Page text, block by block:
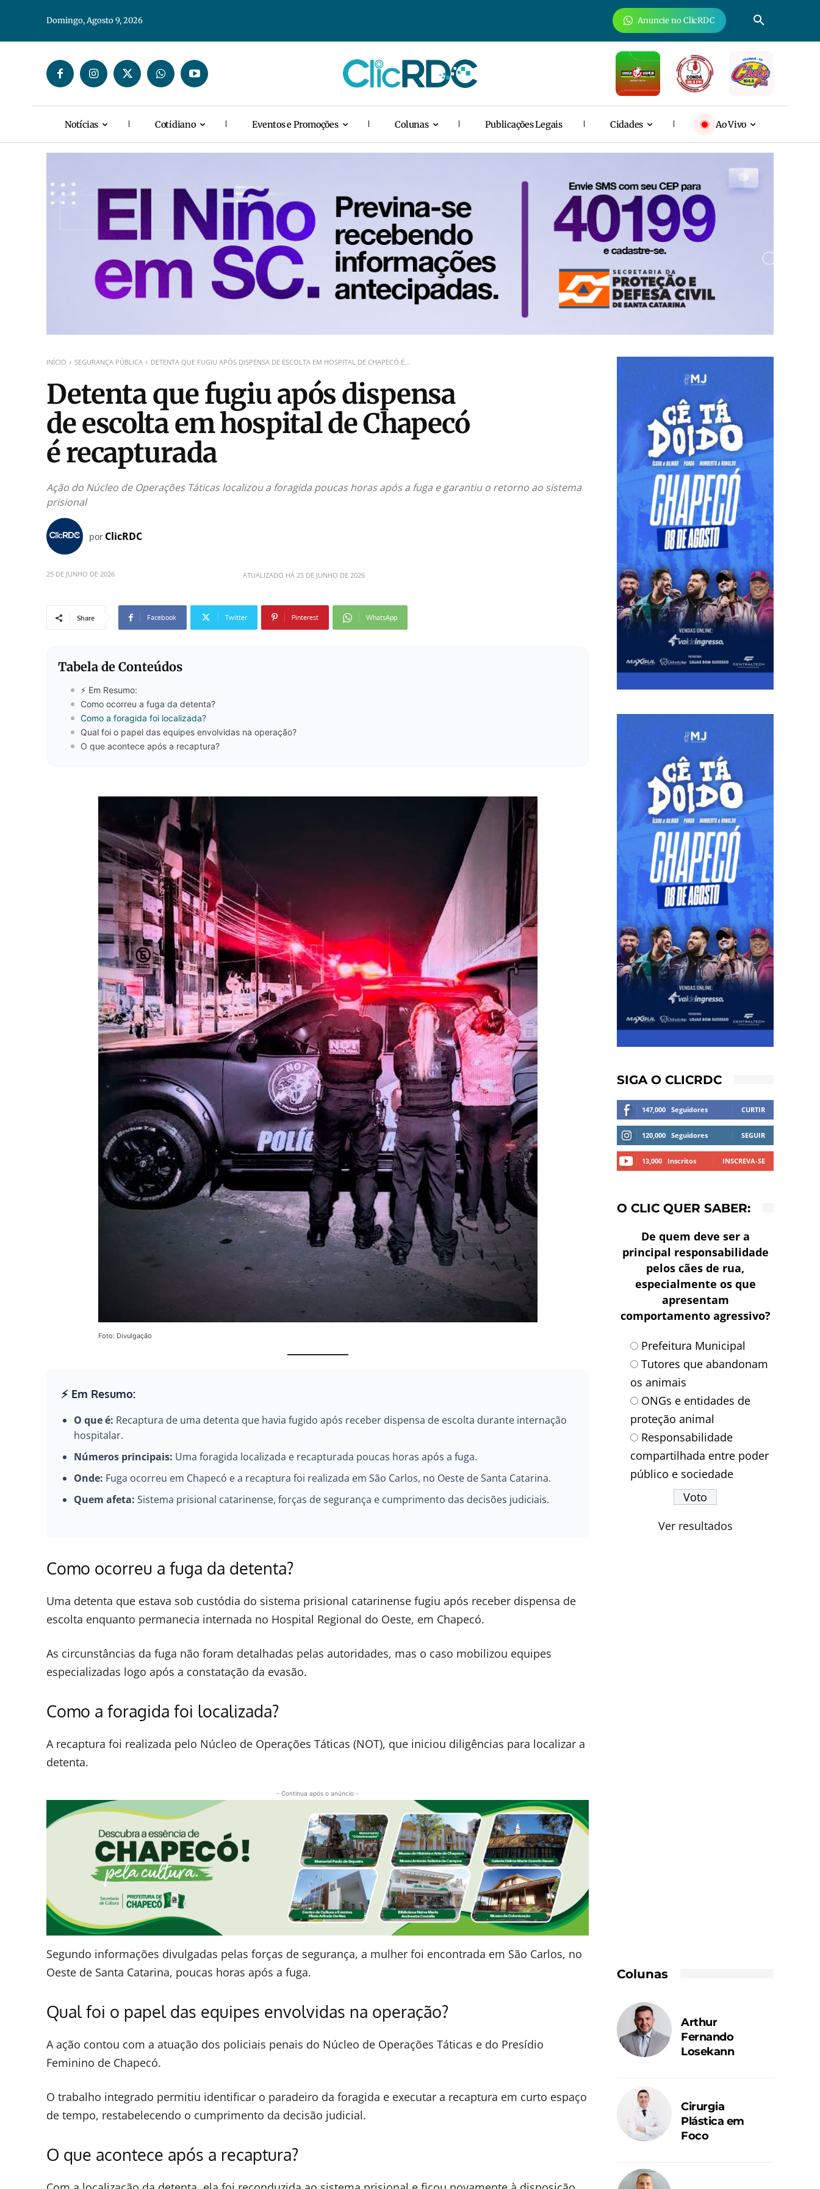
Domingo, Agosto 9, 2026 Anuncie no ClicRDC
Notícias Cotidiano Eventos e Promoções Colunas Publicações Legais Cidades Ao Vivo
INÍCIO SEGURANÇA PÚBLICA DETENTA QUE FUGIU APÓS DISPENSA DE ESCOLTA EM HOSPITAL DE CHAPECÓ É...
Detenta que fugiu após dispensa
de escolta em hospital de Chapecó
é recapturada
Ação do Núcleo de Operações Táticas localizou a foragida poucas horas após a fuga e garantiu o retorno ao sistema
prisional
por ClicRDC
25 DE JUNHO DE 2026 ATUALIZADO HÁ 25 DE JUNHO DE 2026
Share Facebook Twitter Pinterest WhatsApp
Tabela de Conteúdos
⚡ Em Resumo:
Como ocorreu a fuga da detenta?
Como a foragida foi localizada?
Qual foi o papel das equipes envolvidas na operação?
O que acontece após a recaptura?
Foto: Divulgação
⚡ Em Resumo:
O que é: Recaptura de uma detenta que havia fugido após receber dispensa de escolta durante internação
hospitalar.
Números principais: Uma foragida localizada e recapturada poucas horas após a fuga.
Onde: Fuga ocorreu em Chapecó e a recaptura foi realizada em São Carlos, no Oeste de Santa Catarina.
Quem afeta: Sistema prisional catarinense, forças de segurança e cumprimento das decisões judiciais.
Como ocorreu a fuga da detenta?
Uma detenta que estava sob custódia do sistema prisional catarinense fugiu após receber dispensa de
escolta enquanto permanecia internada no Hospital Regional do Oeste, em Chapecó.
As circunstâncias da fuga não foram detalhadas pelas autoridades, mas o caso mobilizou equipes
especializadas logo após a constatação da evasão.
Como a foragida foi localizada?
A recaptura foi realizada pelo Núcleo de Operações Táticas (NOT), que iniciou diligências para localizar a
detenta.
- Continua após o anúncio -
Segundo informações divulgadas pelas forças de segurança, a mulher foi encontrada em São Carlos, no
Oeste de Santa Catarina, poucas horas após a fuga.
Qual foi o papel das equipes envolvidas na operação?
A ação contou com a atuação dos policiais penais do Núcleo de Operações Táticas e do Presídio
Feminino de Chapecó.
O trabalho integrado permitiu identificar o paradeiro da foragida e executar a recaptura em curto espaço
de tempo, restabelecendo o cumprimento da decisão judicial.
O que acontece após a recaptura?
SIGA O CLICRDC
147,000 Seguidores CURTIR
120,000 Seguidores SEGUIR
13,000 Inscritos INSCREVA-SE
O CLIC QUER SABER:
De quem deve ser a
principal responsabilidade
pelos cães de rua,
especialmente os que
apresentam
comportamento agressivo?
Prefeitura Municipal
Tutores que abandonam
os animais
ONGs e entidades de
proteção animal
Responsabilidade
compartilhada entre poder
público e sociedade
Ver resultados
Colunas
Arthur
Fernando
Losekann
Cirurgia
Plástica em
Foco